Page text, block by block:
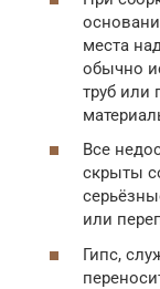
места
обычно
труб или
Все
скрыты
или
Гипс,